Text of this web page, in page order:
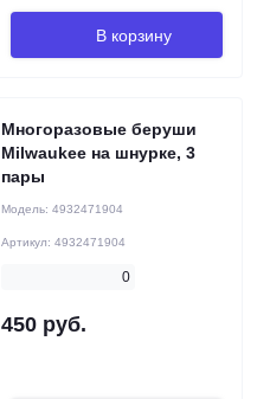
В корзину
Многоразовые беруши
Milwaukee на шнурке, 3
пары
Модель: 4932471904
Артикул: 4932471904
0
450 руб.